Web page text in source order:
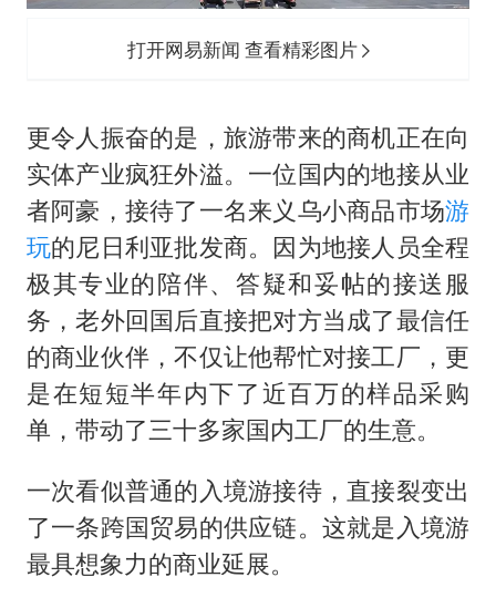
打开网易新闻 查看精彩图片
更令人振奋的是，旅游带来的商机正在向
实体产业疯狂外溢。一位国内的地接从业
者阿豪，接待了一名来义乌小商品市场游
玩的尼日利亚批发商。因为地接人员全程
极其专业的陪伴、答疑和妥帖的接送服
务，老外回国后直接把对方当成了最信任
的商业伙伴，不仅让他帮忙对接工厂，更
是在短短半年内下了近百万的样品采购
单，带动了三十多家国内工厂的生意。
一次看似普通的入境游接待，直接裂变出
了一条跨国贸易的供应链。这就是入境游
最具想象力的商业延展。